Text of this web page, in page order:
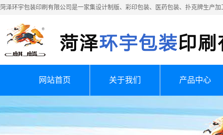
菏泽环宇包装印刷有限公司是一家集设计制版、彩印包装、医药包装、扑克牌生产
网站首页 关于我们 产品中心